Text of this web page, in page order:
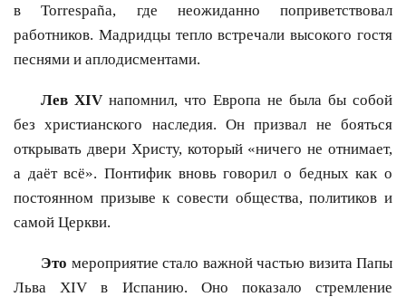
в Torrespaña, где неожиданно поприветствовал
работников. Мадридцы тепло встречали высокого гостя
песнями и аплодисментами.
Лев XIV напомнил, что Европа не была бы собой
без христианского наследия. Он призвал не бояться
открывать двери Христу, который «ничего не отнимает,
а даёт всё». Понтифик вновь говорил о бедных как о
постоянном призыве к совести общества, политиков и
самой Церкви.
Это мероприятие стало важной частью визита Папы
Льва XIV в Испанию. Оно показало стремление